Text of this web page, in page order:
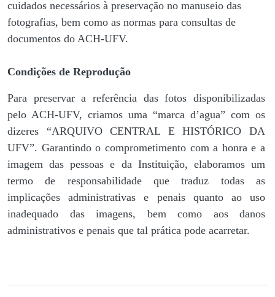
cuidados necessários à preservação no manuseio das
fotografias, bem como as normas para consultas de
documentos do ACH-UFV.
Condições de Reprodução
Para preservar a referência das fotos disponibilizadas
pelo ACH-UFV, criamos uma “marca d’agua” com os
dizeres “ARQUIVO CENTRAL E HISTÓRICO DA
UFV”. Garantindo o comprometimento com a honra e a
imagem das pessoas e da Instituição, elaboramos um
termo de responsabilidade que traduz todas as
implicações administrativas e penais quanto ao uso
inadequado das imagens, bem como aos danos
administrativos e penais que tal prática pode acarretar.